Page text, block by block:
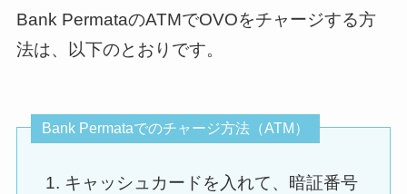
Bank PermataのATMでOVOをチャージする方
法は、以下のとおりです。
Bank Permataでのチャージ方法（ATM）
キャッシュカードを入れて、暗証番号